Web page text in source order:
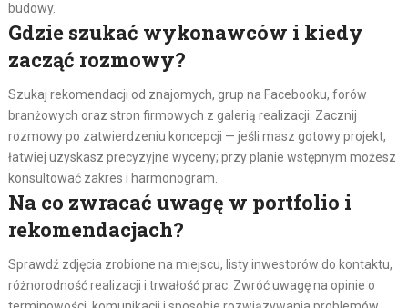
budowy.
Gdzie szukać wykonawców i kiedy
zacząć rozmowy?
Szukaj rekomendacji od znajomych, grup na Facebooku, forów
branżowych oraz stron firmowych z galerią realizacji. Zacznij
rozmowy po zatwierdzeniu koncepcji — jeśli masz gotowy projekt,
łatwiej uzyskasz precyzyjne wyceny; przy planie wstępnym możesz
konsultować zakres i harmonogram.
Na co zwracać uwagę w portfolio i
rekomendacjach?
Sprawdź zdjęcia zrobione na miejscu, listy inwestorów do kontaktu,
różnorodność realizacji i trwałość prac. Zwróć uwagę na opinie o